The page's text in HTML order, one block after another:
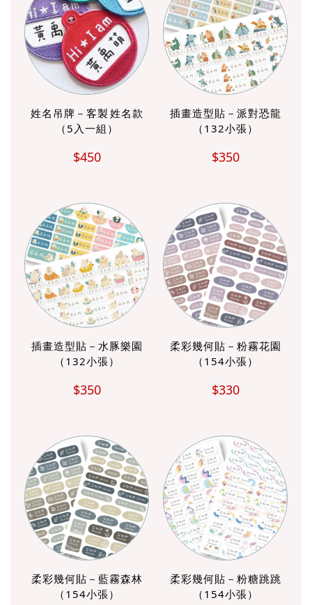
姓名吊牌－客製 姓名款
（5入一組）
$450
插畫造型貼－派對恐龍
（132小張）
$350
插畫造型貼－水豚樂園
（132小張）
$350
柔彩幾何貼－粉霧花園
（154小張）
$330
柔彩幾何貼－藍霧森林
（154小張）
柔彩幾何貼－粉糖跳跳
（154小張）